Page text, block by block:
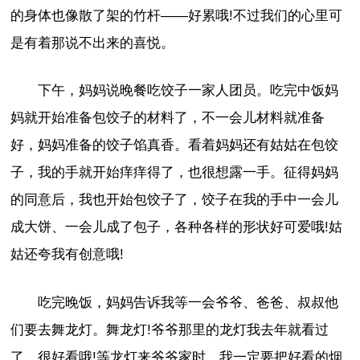
的身体也像散了架的竹杆——好累哦!不过我们的心里可
是有着那说不出来的喜悦。
下午，妈妈说晚餐吃饺子一家人团员。吃完中饭妈
妈就开始准备包饺子的材料了，不一会儿材料就准备
好，妈妈准备的饺子馅真香。看着妈妈还有姑姑在包饺
子，我的手就开始痒痒得了，也很想露一手。征得妈妈
的同意后，我也开始包饺子了，饺子在我的手中一会儿
成大饼、一会儿成了包子，各种各样的形状好可爱哦!姑
姑还夸我有创意哦!
吃完晚饭，妈妈告诉我等一会爷爷、爸爸、叔叔他
们要去舞龙灯。舞龙灯!爷爷那里的龙灯我去年就看过